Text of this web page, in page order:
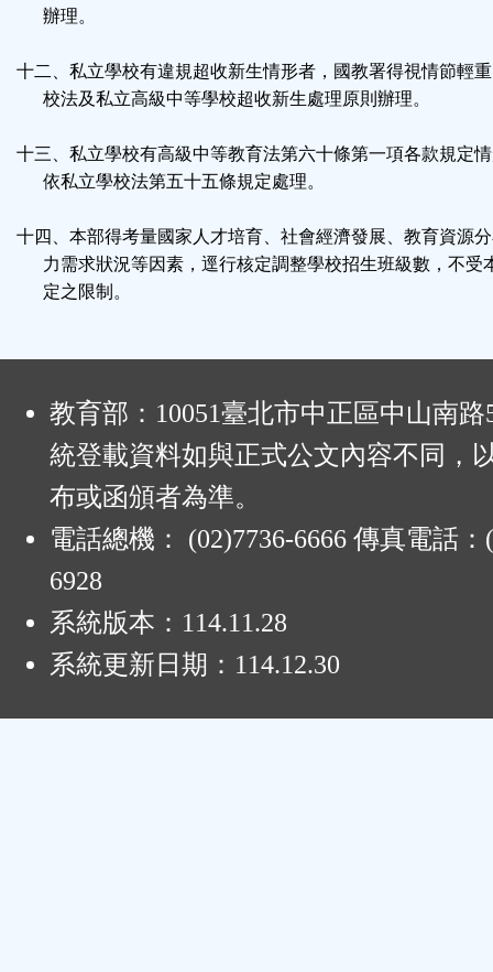
辦理。
十二、私立學校有違規超收新生情形者，國教署得視情節輕
校法及私立高級中等學校超收新生處理原則辦理。
十三、私立學校有高級中等教育法第六十條第一項各款規定
依私立學校法第五十五條規定處理。
十四、本部得考量國家人才培育、社會經濟發展、教育資源
力需求狀況等因素，逕行核定調整學校招生班級數，不受
定之限制。
教育部：10051臺北市中正區中山南
統登載資料如與正式公文內容不同，
布或函頒者為準。
電話總機： (02)7736-6666 傳真電話：
6928
系統版本： 114.11.28
系統更新日期： 114.12.30